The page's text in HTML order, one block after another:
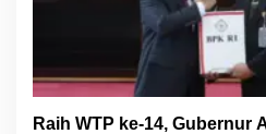
Raih WTP ke-14, Gubernur